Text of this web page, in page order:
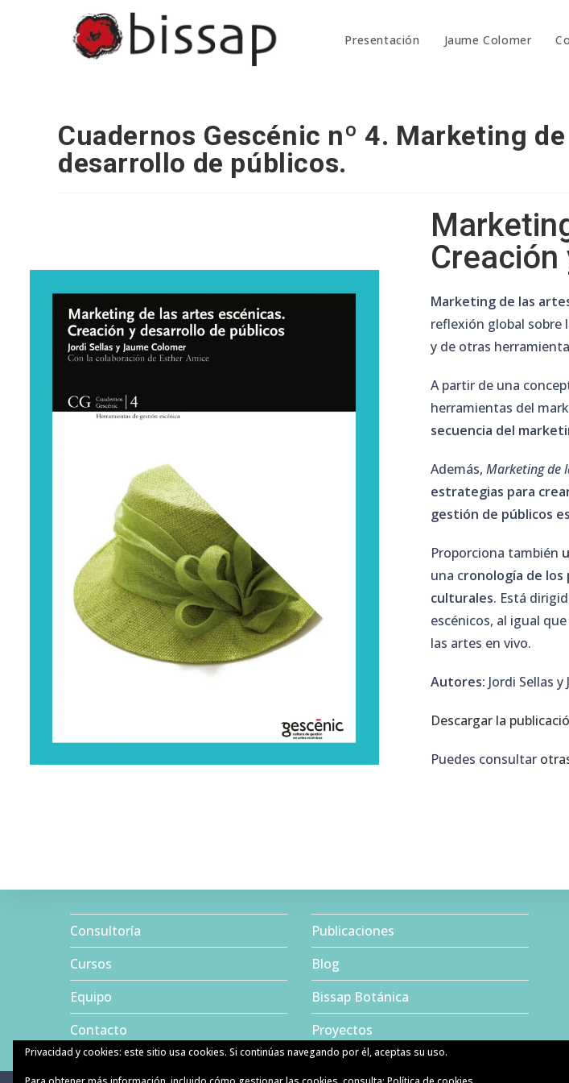
Presentación Jaume Colomer
Cuadernos Gescénic nº 4. Marketing
desarrollo de públicos.
Marketing de las
reflexión global sobre
y de otras
A partir de una
herramientas del
secuencia del
Además,Marketing de
estrategias para
gestión de públicos
Proporciona también
una cronología de los
culturales. Está
escénicos, al igual
las artes en vivo.
Autores: Jordi Sellas
Descargar la
Puedes consultar
Consultoría
Cursos
Equipo
Contacto
Publicaciones
Blog
Bissap Botánica
Proyectos
Privacidad y cookies: este sitio usa cookies. Si continúas navegando por él, aceptas su uso.